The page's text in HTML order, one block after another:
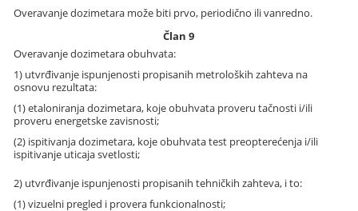
Overavanje dozimetara može biti prvo, periodično ili vanredno.
Član 9
Overavanje dozimetara obuhvata:
1) utvrđivanje ispunjenosti propisanih metroloških zahteva na
osnovu rezultata:
(1) etaloniranja dozimetara, koje obuhvata proveru tačnosti i/ili
proveru energetske zavisnosti;
(2) ispitivanja dozimetara, koje obuhvata test preopterećenja i/ili
ispitivanje uticaja svetlosti;
2) utvrđivanje ispunjenosti propisanih tehničkih zahteva, i to:
(1) vizuelni pregled i provera funkcionalnosti;